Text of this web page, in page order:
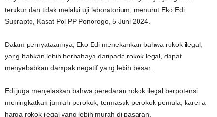
terukur dan tidak melalui uji laboratorium, menurut Eko Edi
Suprapto, Kasat Pol PP Ponorogo, 5 Juni 2024.
Dalam pernyataannya, Eko Edi menekankan bahwa rokok ilegal,
yang bahkan lebih berbahaya daripada rokok legal, dapat
menyebabkan dampak negatif yang lebih besar.
Edi juga menjelaskan bahwa peredaran rokok ilegal berpotensi
meningkatkan jumlah perokok, termasuk perokok pemula, karena
harga rokok ilegal yang lebih murah di pasaran.